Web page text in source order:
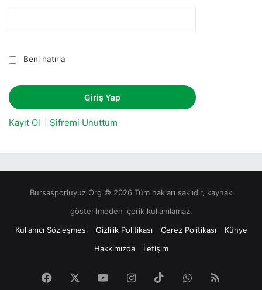
Beni hatırla
Kayıt Ol Şifremi Unuttum
Bursasporluyuz.Org © 2026 Tüm hakları saklıdır, kaynak
gösterilmeden içerik kullanılamaz.
Kullanıcı Sözleşmesi
Gizlilik Politikası Çerez Politikası
Künye
Hakkımızda
İletişim
Facebook YouTubeInstagram
TikTokWhatsApp
RSS